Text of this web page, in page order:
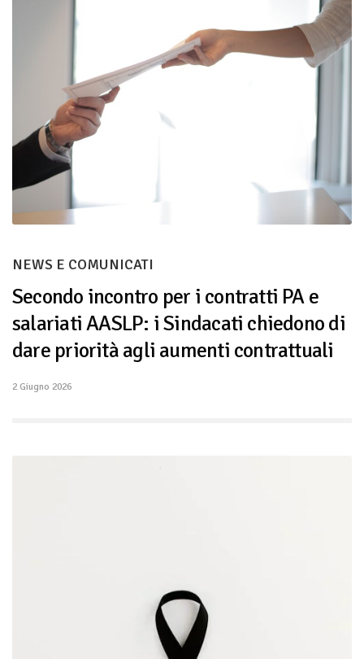
NEWS E COMUNICATI
Secondo incontro per i contratti PA e
salariati AASLP: i Sindacati chiedono di
dare priorità agli aumenti contrattuali
2 Giugno 2026